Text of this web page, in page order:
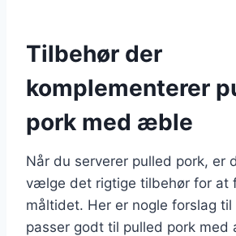
Tilbehør der
komplementerer
pork med æble
Når du serverer pulled pork, er
vælge det rigtige tilbehør for at
måltidet. Her er nogle forslag
passer godt til pulled pork med